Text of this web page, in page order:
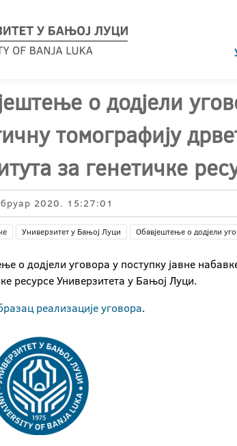
о додјели
томографију
за генетичке
2020. 15:27:01
Универзитет у Бањој Луци Обавјештење о додјели
о додјели уговора у поступку јавне
ресурсе Универзитета у Бањој Луци.
реализације уговора.